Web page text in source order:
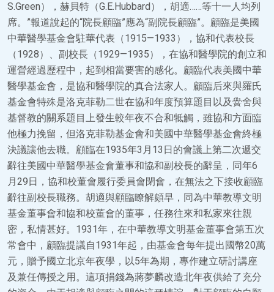
S.Green），赫貝特（G.E.Hubbard），胡適……等十一人均列
席。”報道說起的“院長顧臨”應為“副院長顧臨”。顧臨是美國
中華醫學基金會駐華代表（1915—1933），協和代表校長
（1928）、副校長（1929—1935），在協和醫學院的創立和
運營經過歷程中，起到相當要害的感化。顧臨代表美國中華
醫學基金會，是協和醫學院的真合法家人。顧臨后來與羅氏
基金會特殊是洛克菲勒二世在協和年度預算題目以及黌舍與
基督教的關系題目上發生較年夜不合和牴觸，雖協和方面臨
他極力挽留，但洛克菲勒基金會和美國中華醫學基金會終極
決議讓他去職。顧臨在1935年3月13日的會議上第二次遞交
辭往美國中華醫學基金會董事和協和副校長的辭呈，同年6
月29日，協和校董會履行委員會閉會，在無法之下接收顧臨
辭往副校長職務。胡適與顧臨瞭解頗早，同為中華教導文明
基金董事會和協和校董會的董事，任務往來和私家來往親
密，私情甚好。1931年，在中華教導文明基金董事會第五次
常會中，顧臨提議自1931年起，由基金會每年提出國幣20萬
元，贈予國立北京年夜學，以5年為期，專作建立研討講座
及兼任傳授之用。這項捐錢為蔣夢麟改造北年夜供給了充分